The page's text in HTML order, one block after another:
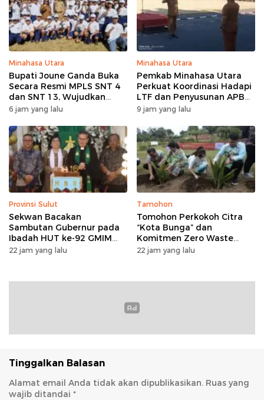
Minahasa Utara
Bupati Joune Ganda Buka
Secara Resmi MPLS SNT 4
dan SNT 13, Wujudkan
Sinergi Pendidikan Menuju
6 jam yang lalu
Minahasa Utara
Pemkab Minahasa Utara
Perkuat Koordinasi Hadapi
LTF dan Penyusunan APBD
2027 lewat Apel Bersama
9 jam yang lalu
Provinsi Sulut
Sekwan Bacakan
Sambutan Gubernur pada
Ibadah HUT ke-92 GMIM
Syalom Molas: Ajakan
22 jam yang lalu
Tamohon
Tomohon Perkokoh Citra
“Kota Bunga” dan
Komitmen Zero Waste
lewat Penanaman Bunga
22 jam yang lalu
Tinggalkan Balasan
Alamat email Anda tidak akan dipublikasikan. Ruas yang
wajib ditandai *